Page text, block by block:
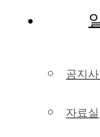
공지
자료실